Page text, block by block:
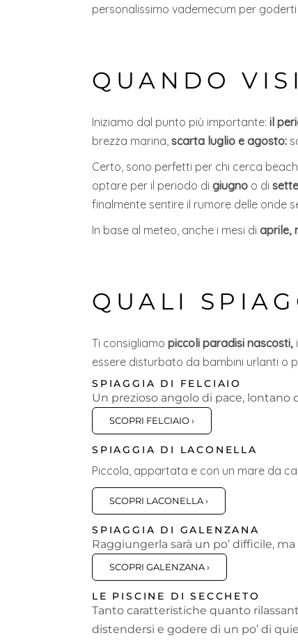
personalissimo vademecum per
QUANDO
Iniziamo dal punto più importante: il
brezza marina, scarta luglio e agosto:
Certo, sono perfetti per chi cerca
optare per il periodo di giugno o di
finalmente sentire il rumore delle onde
In base al meteo, anche i mesi di aprile,
QUALI
Ti consigliamo piccoli paradisi nascosti,
essere disturbato da bambini urlanti o
SPIAGGIA DI FELCIAIO
Un prezioso angolo di pace, lontano
SCOPRI FELCIAIO ›
SPIAGGIA DI LACONELLA
Piccola, appartata e con un mare da
SCOPRI LACONELLA ›
SPIAGGIA DI GALENZANA
Raggiungerla sarà un po’ difficile,
SCOPRI GALENZANA ›
LE PISCINE DI SECCHETO
Tanto caratteristiche quanto
distendersi e godere di un po’ di